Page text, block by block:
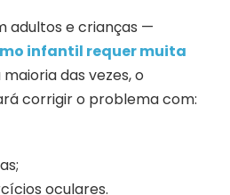
adultos e crianças —
infantil requer muita
das vezes, o
corrigir o problema com:
oculares.